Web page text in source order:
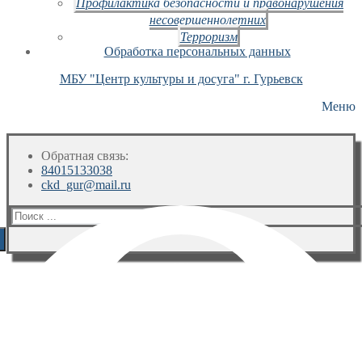
несовершеннолетних
Терроризм
Обработка персональных данных
МБУ "Центр культуры и досуга" г. Гурьевск
Меню
Обратная связь:
84015133038
ckd_gur@mail.ru
Искать: